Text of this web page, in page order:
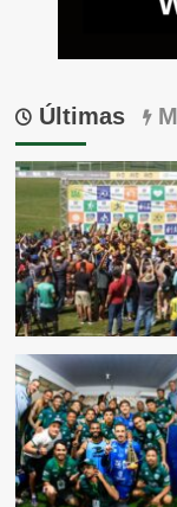
Últimas